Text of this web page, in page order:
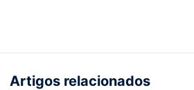
Artigos relacionados